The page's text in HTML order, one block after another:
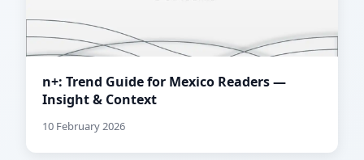
n+: Trend Guide for Mexico Readers —
Insight & Context
10 February 2026